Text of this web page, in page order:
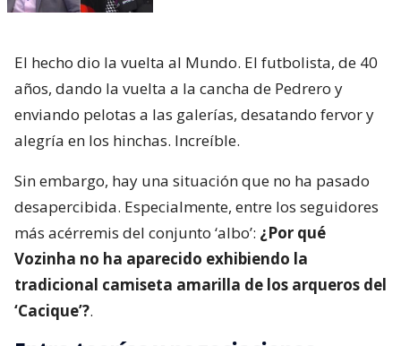
El hecho dio la vuelta al Mundo. El futbolista, de 40
años, dando la vuelta a la cancha de Pedrero y
enviando pelotas a las galerías, desatando fervor y
alegría en los hinchas. Increíble.
Sin embargo, hay una situación que no ha pasado
desapercibida. Especialmente, entre los seguidores
más acérremis del conjunto ‘albo’: ¿Por qué
Vozinha no ha aparecido exhibiendo la
tradicional camiseta amarilla de los arqueros del
‘Cacique’?.